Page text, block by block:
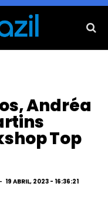
Andréa
Top
19 ABRIL, 2023 - 16:36:21